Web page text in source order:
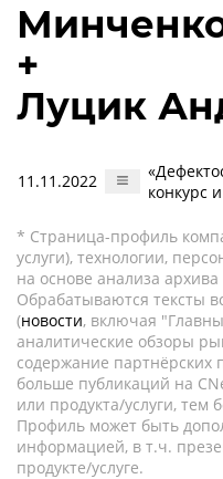
+
Луцик
11.11.2022
конкурс
* Страница-профиль
услуги), технологии,
на основе анализа
Обрабатываются тексты
(новости, включая
аналитические обзоры
содержание партнёрских
больше публикаций на
или продукта/услуги,
Профиль может быть
информацией, в т.ч.
продукте/услуге.